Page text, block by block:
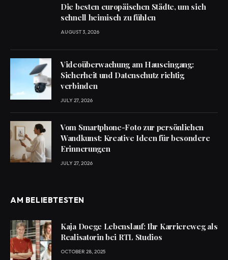
Die besten europäischen Städte, um sich
schnell heimisch zu fühlen
AUGUST 3, 2026
Videoüberwachung am Hauseingang:
Sicherheit und Datenschutz richtig
verbinden
JULY 27, 2026
Vom Smartphone-Foto zur persönlichen
Wandkunst: Kreative Ideen für besondere
Erinnerungen
JULY 27, 2026
AM BELIEBTESTEN
Kaja Doege Lebenslauf: Ihr Karriereweg als
Realisatorin bei RTL Studios
OCTOBER 28, 2025